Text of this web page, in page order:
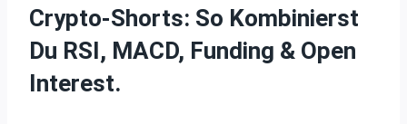
Crypto-Shorts: So Kombinierst
Du RSI, MACD, Funding & Open
Interest.